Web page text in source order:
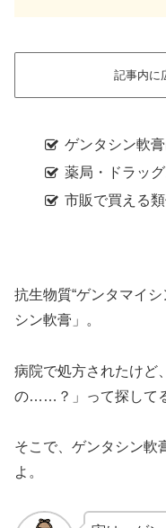
記事内に
ゲンタシン軟
薬局・ドラッ
市販で買える
抗生物質“ゲンタマイ
シン軟膏」。
病院で処方されたけど
の……？」って探して
そこで、ゲンタシン軟
よ。